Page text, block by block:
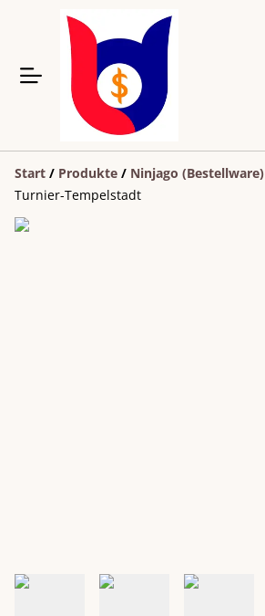
Start / Produkte / Ninjago (Bestellware)
Turnier-Tempelstadt